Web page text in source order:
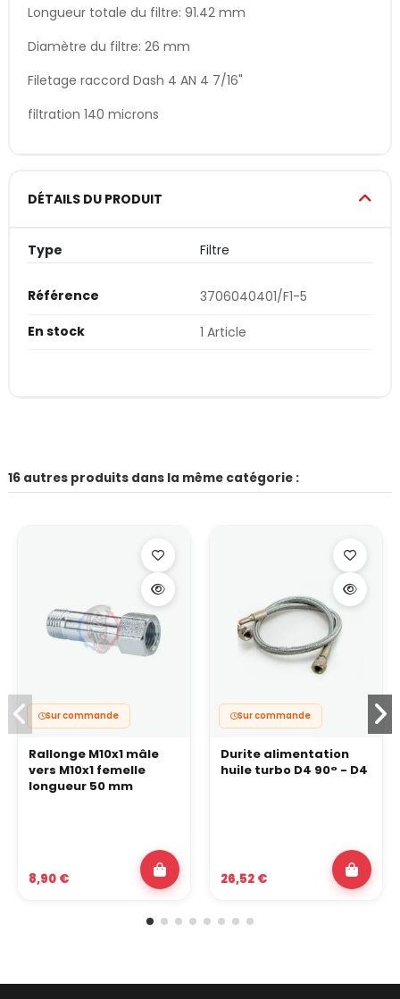
Longueur totale du filtre: 91.42 mm
Diamètre du filtre: 26 mm
Filetage raccord Dash 4 AN 4 7/16"
filtration 140 microns
DÉTAILS DU PRODUIT
Type Filtre
Référence
3706040401/F1-5
En stock
1 Article
16 autres produits dans la même catégorie :
Sur commande
Rallonge M10x1 mâle
vers M10x1 femelle
longueur 50 mm
8,90 €
Sur commande
Durite alimentation
huile turbo D4 90° - D4
26,52 €